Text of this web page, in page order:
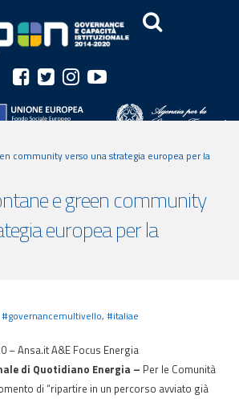
community verso una strategia europea per la
e green community
europea per la
#governancemultivello,#italiae
– Ansa.it A&E Focus Energia
di Quotidiano Energia – Per le Comunità
di “ripartire in un percorso avviato già